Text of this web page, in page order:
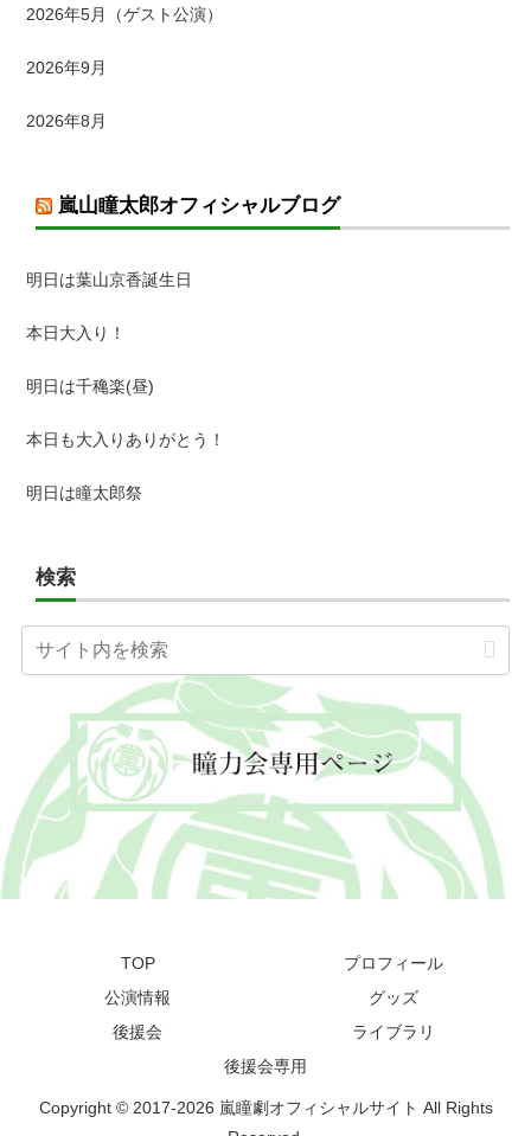
2026年5月（ゲスト公演）
2026年9月
2026年8月
嵐山瞳太郎オフィシャルブログ
明日は葉山京香誕生日
本日大入り！
明日は千穐楽(昼)
本日も大入りありがとう！
明日は瞳太郎祭
検索
TOP
プロフィール
公演情報
グッズ
後援会
ライブラリ
後援会専用
Copyright © 2017-2026 嵐瞳劇オフィシャルサイト All Rights